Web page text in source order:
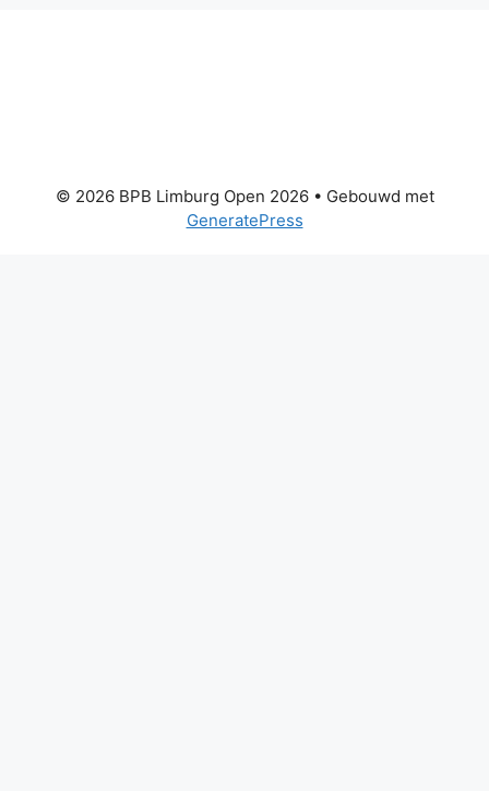
© 2026 BPB Limburg Open 2026• Gebouwd met
GeneratePress